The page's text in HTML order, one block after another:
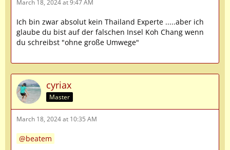
March 18, 2024 at 9:47 AM
Ich bin zwar absolut kein Thailand Experte .....aber ich
glaube du bist auf der falschen Insel Koh Chang wenn
du schreibst "ohne große Umwege"
cyriax
Master
March 18, 2024 at 10:35 AM
beatem